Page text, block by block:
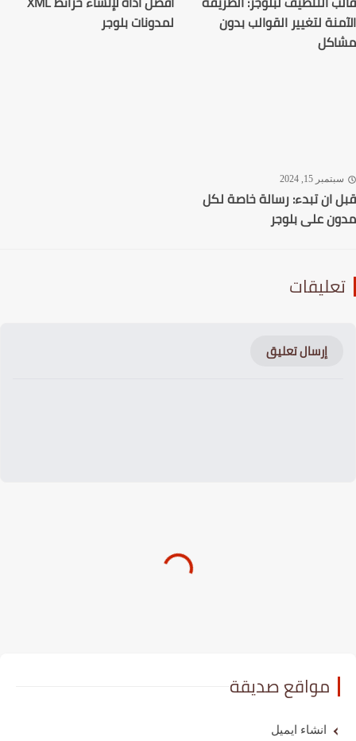
لتغيير القوالب بدون
لمدونات بلوجر
15, 2024
ان تبدء: رسالة خاصة لكل
على بلوجر
إرسال تعليق
مواقع صديقة
انشاء ايميل